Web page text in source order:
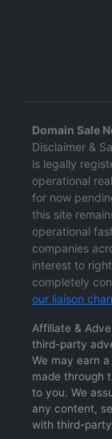
Domain Sale
Disclaimer &
is legally
operational
for now
this site
operational
companies
interest to
completely
our liaison
Affiliate &
third-party
We may earn
made through
to you. We
any content,
with third-